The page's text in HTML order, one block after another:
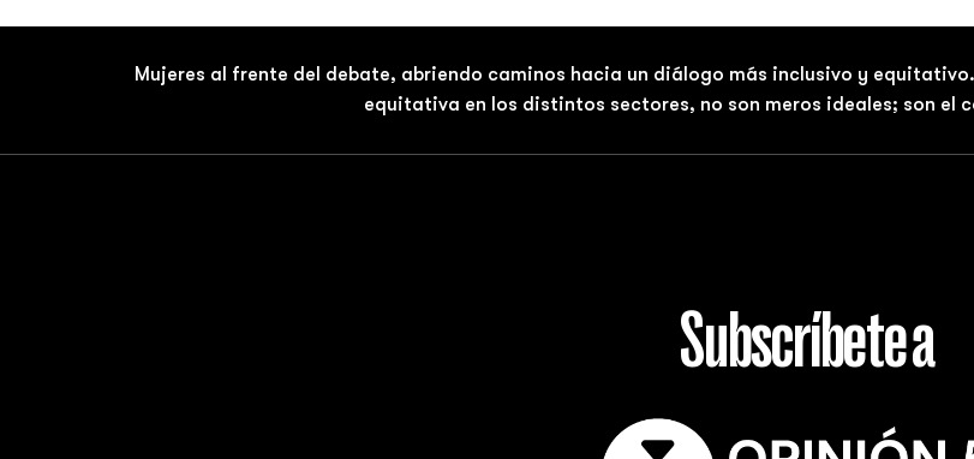
Mujeres al frente del debate, abriendo caminos hacia un diálogo más inclusivo y
equitativa en los distintos sectores, no son meros ideales; son el
Subscríbete a